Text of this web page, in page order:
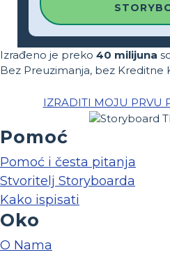
Izrađeno je preko 40 milijuna
Bez Preuzimanja, bez Kreditne
IZRADITI MOJU PRVU
Pomoć
Pomoć i česta pitanja
Stvoritelj Storyboarda
Kako ispisati
Oko
O Nama